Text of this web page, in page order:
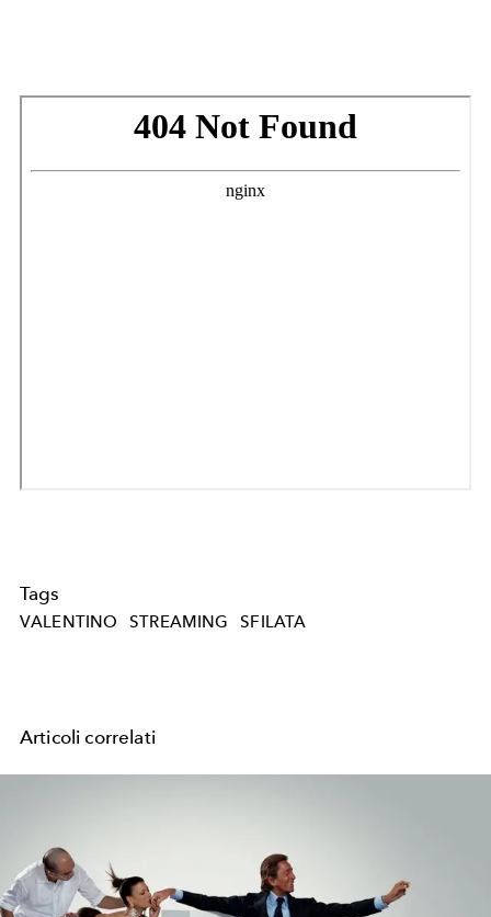
Tags
VALENTINO STREAMING SFILATA
Articoli correlati